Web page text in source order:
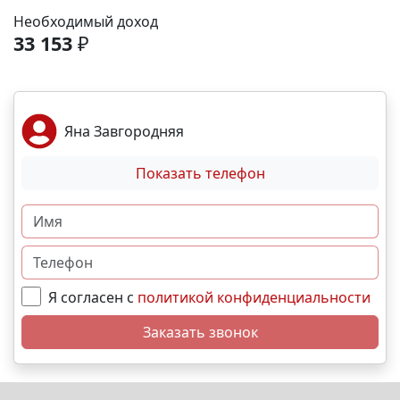
Парк – 5 мин. На машине: ✈️ Аэропорт – 8 мин. 🏖️
Море и пляж – 40 мин. 🏙️ Центр города – 20 мин. 🌁
Крымский мост – 2:30 мин. Выгодные условия
застройщика; • Семейная, военная,IT- ипотека; •
Материнский капитал; • Дистанционная покупка. 📞
Свяжитесь с нами прямо сейчас и мы подберем
лучший вариант именно для Вас. N9671
Необходимый доход
33 153 ₽
Яна Завгородняя
Показать телефон
Я согласен с политикой конфиденциальности
Заказать звонок